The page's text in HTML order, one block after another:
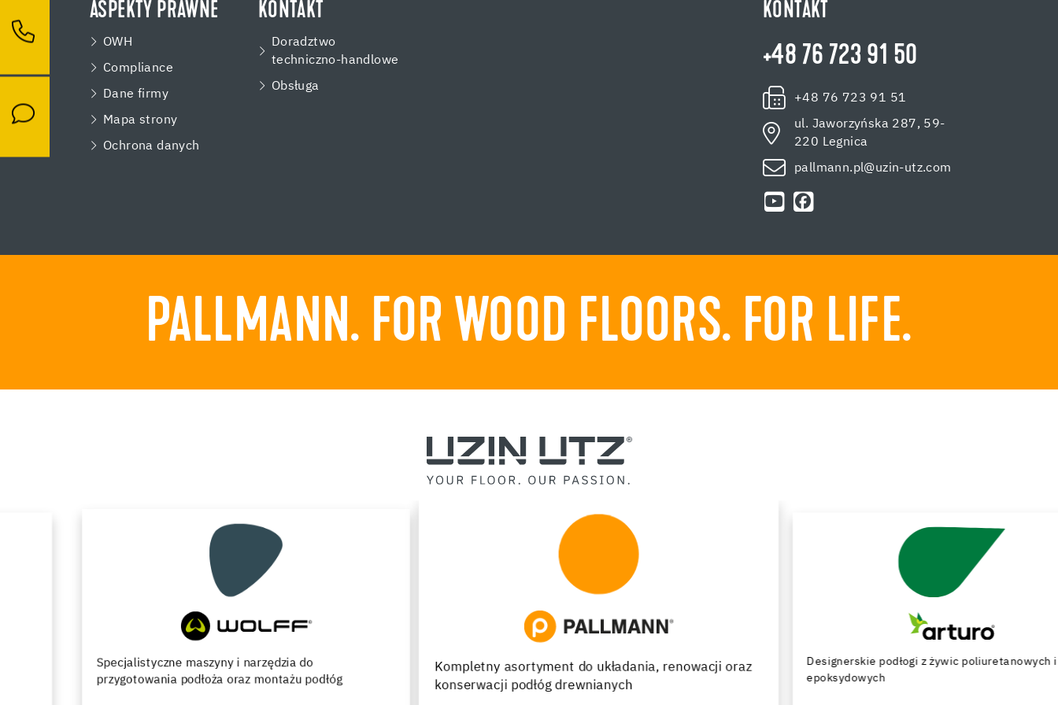
ASPEKTY PRAWNE
OWH
Compliance
Dane firmy
Mapa strony
Ochrona danych
KONTAKT
Doradztwo
techniczno-handlowe
Obsługa
KONTAKT
+48 76 723 91 50
+48 76 723 91 51
ul. Jaworzyńska 287, 59-
220 Legnica
pallmann.pl@uzin-utz.com
PALLMANN. FOR WOOD FLOORS. FOR LIFE.
Specjalistyczne maszyny i narzędzia do
przygotowania podłoża oraz montażu podłóg
Kompletny asortyment do układania, renowacji oraz
konserwacji podłóg drewnianych
Designerskie podłogi z żywic poliuretanowych i
epoksydowych